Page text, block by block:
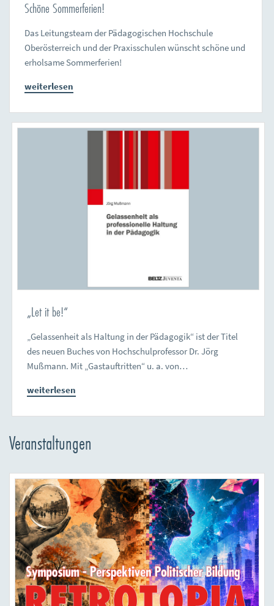
Schöne Sommerferien!
Das Leitungsteam der Pädagogischen Hochschule
Oberösterreich und der Praxisschulen wünscht schöne und
erholsame Sommerferien!
weiterlesen
„Let it be!“
„Gelassenheit als Haltung in der Pädagogik“ ist der Titel
des neuen Buches von Hochschulprofessor Dr. Jörg
Mußmann. Mit „Gastauftritten“ u. a. von…
weiterlesen
Veranstaltungen